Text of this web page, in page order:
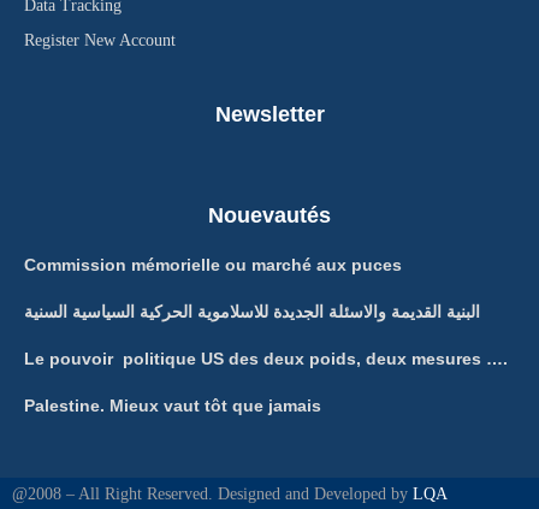
Data Tracking
Register New Account
Newsletter
Nouevautés
Commission mémorielle ou marché aux puces
البنية القديمة والاسئلة الجديدة للاسلاموية الحركية السياسية السنية
Le pouvoir politique US des deux poids, deux mesures ….
Palestine. Mieux vaut tôt que jamais
@2008 – All Right Reserved. Designed and Developed by LQA